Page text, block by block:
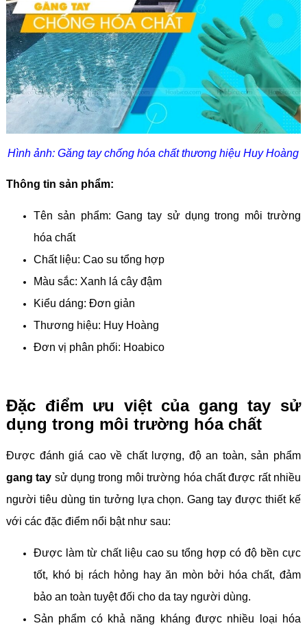
Hình ảnh: Găng tay chống hóa chất thương hiệu Huy Hoàng
Thông tin sản phẩm:
Tên sản phẩm: Gang tay sử dụng trong môi trường
hóa chất
Chất liệu: Cao su tổng hợp
Màu sắc: Xanh lá cây đậm
Kiểu dáng: Đơn giản
Thương hiệu: Huy Hoàng
Đơn vị phân phối: Hoabico
Đặc điểm ưu việt của gang tay sử
dụng trong môi trường hóa chất
Được đánh giá cao về chất lượng, độ an toàn, sản phẩm
gang tay sử dụng trong môi trường hóa chất được rất nhiều
người tiêu dùng tin tưởng lựa chọn. Gang tay được thiết kế
với các đặc điểm nổi bật như sau:
Được làm từ chất liệu cao su tổng hợp có độ bền cực
tốt, khó bị rách hỏng hay ăn mòn bởi hóa chất, đảm
bảo an toàn tuyệt đối cho da tay người dùng.
Sản phẩm có khả năng kháng được nhiều loại hóa